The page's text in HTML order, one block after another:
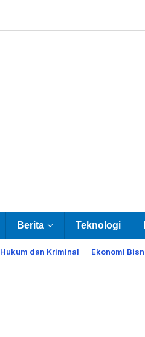
Berita Teknologi
Hukum dan Kriminal Ekonomi